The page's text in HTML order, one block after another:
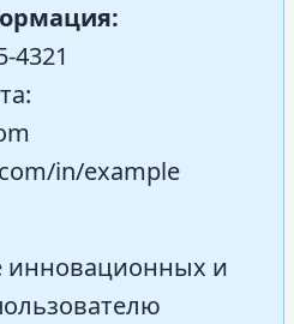
4321
in/example
инновационных и